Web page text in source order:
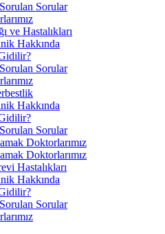
Sorular
ve Hastalıkları
Hakkında
Sorular
Hakkında
Sorular
Doktorlarımız
Doktorlarımız
Hastalıkları
Hakkında
Sorular